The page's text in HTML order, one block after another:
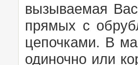
вызываемая
прямых с
цепочками. В
одиночно или